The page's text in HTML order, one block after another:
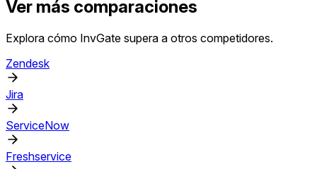
Ver más comparaciones
Explora cómo InvGate supera a otros competidores.
Zendesk
Jira
ServiceNow
Freshservice